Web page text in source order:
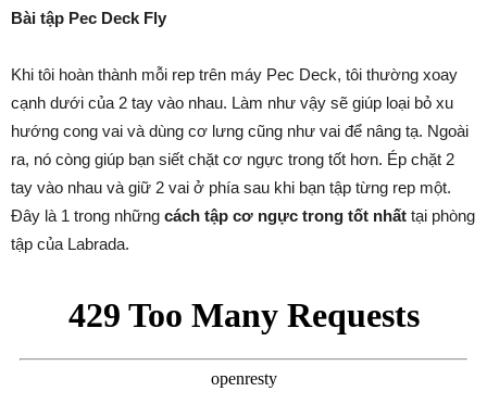
Bài tập Pec Deck Fly
Khi tôi hoàn thành mỗi rep trên máy Pec Deck, tôi thường xoay
cạnh dưới của 2 tay vào nhau. Làm như vậy sẽ giúp loại bỏ xu
hướng cong vai và dùng cơ lưng cũng như vai để nâng tạ. Ngoài
ra, nó còng giúp bạn siết chặt cơ ngực trong tốt hơn. Ép chặt 2
tay vào nhau và giữ 2 vai ở phía sau khi bạn tập từng rep một.
Đây là 1 trong những cách tập cơ ngực trong tốt nhất tại phòng
tập của Labrada.